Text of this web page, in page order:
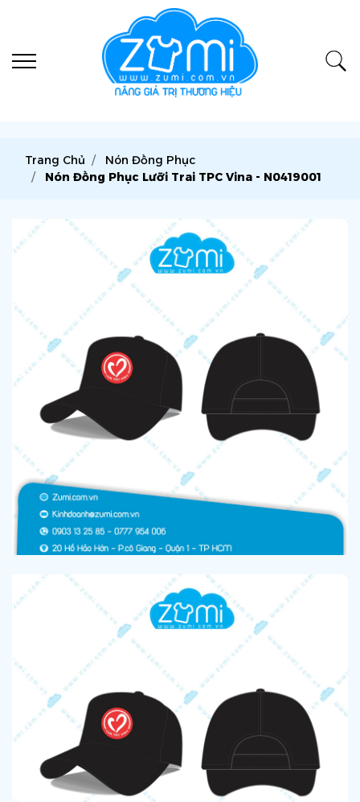
Trang Chủ
Nón Đồng Phục
Nón Đồng Phục Lưỡi Trai TPC Vina - N0419001